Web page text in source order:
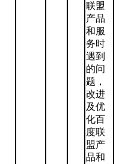
联盟
产品
和服
务时
遇到
的问
题，
改进
及优
化百
度联
盟产
品和